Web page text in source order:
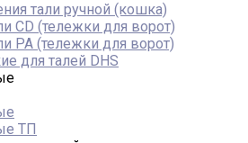
тали ручной (кошка)
CD (тележки для ворот)
РА (тележки для ворот)
для талей DHS
ТП